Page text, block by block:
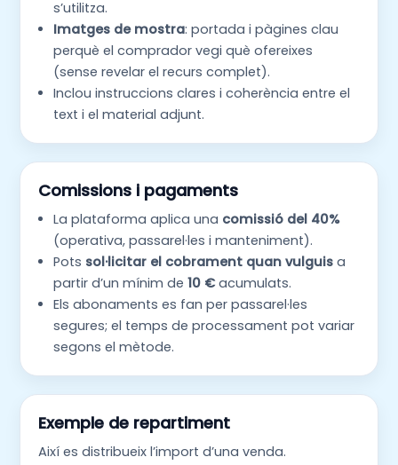
s’utilitza.
Imatges de mostra: portada i pàgines clau
perquè el comprador vegi què ofereixes
(sense revelar el recurs complet).
Inclou instruccions clares i coherència entre el
text i el material adjunt.
Comissions i pagaments
La plataforma aplica una comissió del 40%
(operativa, passarel·les i manteniment).
Pots sol·licitar el cobrament quan vulguisa
partir d’un mínim de 10 €acumulats.
Els abonaments es fan per passarel·les
segures; el temps de processament pot variar
segons el mètode.
Exemple de repartiment
Així es distribueix l’import d’una venda.